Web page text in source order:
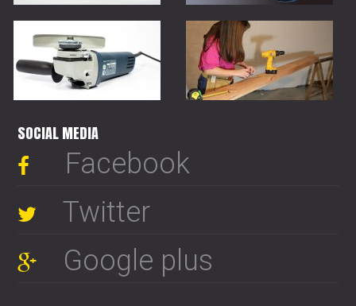
SOCIAL MEDIA
Facebook
Twitter
Google plus